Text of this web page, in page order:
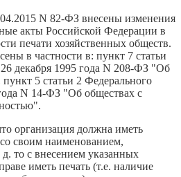
N 82-ФЗ внесены изменения
акты Российской Федерации в
печати хозяйственных обществ.
в частности в: пункт 7 статьи
26 декабря 1995 года N 208-ФЗ "Об
5 статьи 2 Федерального
N 14-ФЗ "Об обществах с
организация должна иметь
своим наименованием,
то с внесением указанных
иметь печать (т.е. наличие